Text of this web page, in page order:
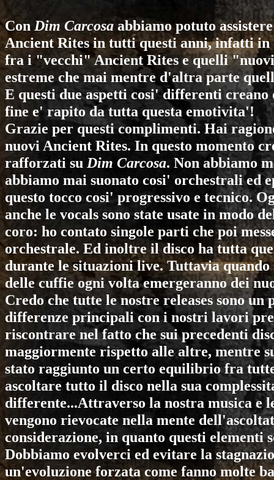
Con Dim Carcosa abbiamo potuto
Ancient Rites in tutti questi anni, infatti in
fra i "vecchi" Ancient Rites e quelli
estreme che mai mentre d'altra parte
E questi due aspetti cosi' differenti
fine e' rapito da tutta questa emotivita'!
Grazie per questi complimenti. Hai
nuovi Ancient Rites. In questo momento
rafforzati su Dim Carcosa. Non abbiamo
abbiamo mai suonato cosi' orchestrali ed
questo tocco cosi' progressivo e tecnico.
anche le vocals sono state usate in modo
coro: ho contato singole parti che poi
orchestrale. Ed inoltre il disco ha tutta
durante le situazioni live. Tuttavia
delle cuffie ogni volta emergeranno dei
Credo che tutte le nostre releases sono
differenze principali con i nostri lavori
riscontrare nel fatto che sui precedenti
maggiormente rispetto alle altre, mentre
stato raggiunto un certo equilibrio fra
ascoltare tutto il disco nella sua
differente...Attraverso la nostra musica e
vengono rievocate nella mente
considerazione, in quanto questi elementi
Dobbiamo evolverci ed evitare la
un'evoluzione forzata come fanno molte